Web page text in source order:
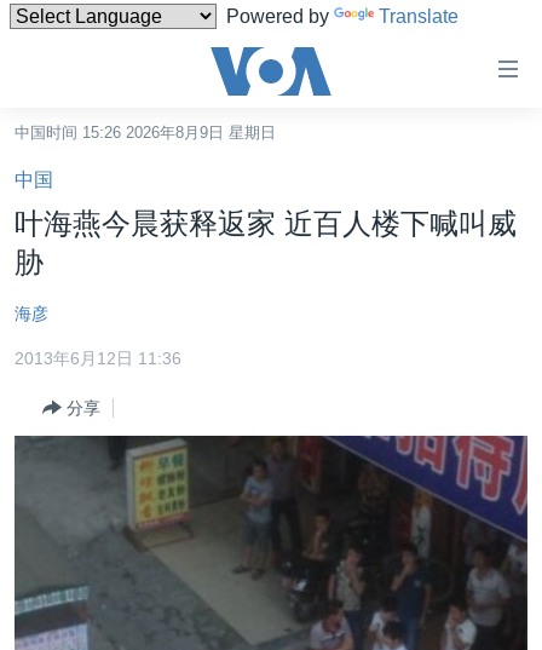
Powered by Translate
碍
链
接
跳
转
内
容
到
检
索
中国
最新国际新闻
非洲
美洲
分类新闻
经济·金融·贸易
人权·法律·宗教
科教·文娱·体健
军事
劳工
国会报道
美中关系
VOA今日焦点
中文广播
中国时间 15:26 2026年8月9日 星期日
中国
叶海燕今晨获释返家 近百人楼下喊叫威
胁
海彦
2013年6月12日 11:36
分享